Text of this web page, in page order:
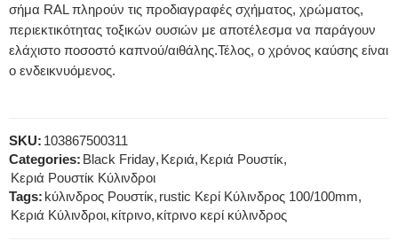
σήμα RAL πληρούν τις προδιαγραφές σχήματος, χρώματος,
περιεκτικότητας τοξικών ουσιών με αποτέλεσμα να παράγουν
ελάχιστο ποσοστό καπνού/αιθάλης.Τέλος, ο χρόνος καύσης είναι
ο ενδεικνυόμενος.
SKU: 103867500311
Categories: Black Friday, Κεριά, Κεριά Ρουστίκ,
Κεριά Ρουστίκ Κύλινδροι
Tags: kύλινδρος Ρουστίκ, rustic Κερί Κύλινδρος 100/100mm,
Κεριά Κύλινδροι, κίτρινο, κίτρινο κερί κύλινδρος